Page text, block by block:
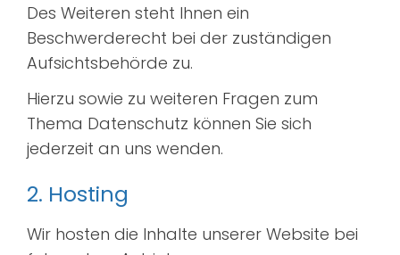
Des Weiteren steht Ihnen ein
Beschwerderecht bei der zuständigen
Aufsichtsbehörde zu.
Hierzu sowie zu weiteren Fragen zum
Thema Datenschutz können Sie sich
jederzeit an uns wenden.
2. Hosting
Wir hosten die Inhalte unserer Website bei